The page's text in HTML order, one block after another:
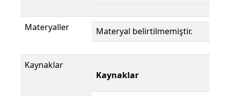
Materyaller Materyal belirtilmemiştir.
Kaynaklar
Kaynaklar